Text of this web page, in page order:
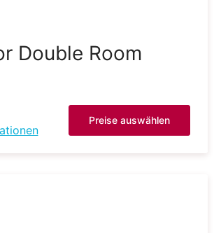
Double Room
Preise auswählen